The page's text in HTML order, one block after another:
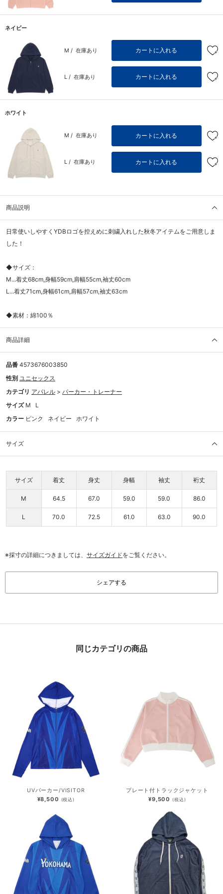
ネイビー
M / 在庫あり カートに入れる
L / 在庫あり カートに入れる
ホワイト
M / 在庫あり カートに入れる
L / 在庫あり カートに入れる
商品説明
日常使いしやすくYDBロゴを控えめに刺繍入れした秋冬アイテムをご用意しま
した！
◆サイズ：
M...着丈68cm,身幅59cm,肩幅55cm,袖丈60cm
L...着丈71cm,身幅61cm,肩幅57cm,袖丈63cm
◆素材：綿100％
商品詳細
品番 4573676003850
性別 ユニセックス
カテゴリ アパレル > パーカー・トレーナー
サイズ M
L
カラー ピンク ネイビー ホワイト
サイズ
サイズ 着丈 身丈 身幅 袖丈 裄丈
M 64.5 67.0 59.0 59.0 86.0
L 70.0 72.5 61.0 63.0 90.0
※採寸の詳細につきましては、 サイズガイドをご覧ください。
シェアする
同じカテゴリの商品
UVパーカー/VISITOR
¥8,500 (税込)
プレート付トラックジャケット
¥9,500 (税込)